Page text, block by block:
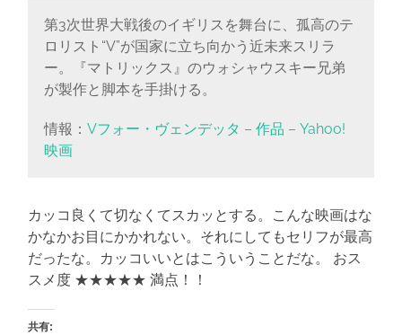
第3次世界大戦後のイギリスを舞台に、孤高のテ
ロリスト“V”が国家に立ち向かう近未来スリラ
ー。『マトリックス』のウォシャウスキー兄弟
が製作と脚本を手掛ける。
情報： Vフォー・ヴェンデッタ – 作品 – Yahoo!
映画
カッコ良くて切なくてスカッとする。こんな映画はな
かなかお目にかかれない。それにしてもセリフが最高
だったな。カッコいいとはこういうことだな。 おス
スメ度 ★★★★★ 満点！！
共有: